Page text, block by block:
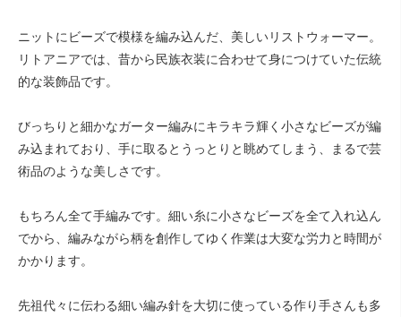
ニットにビーズで模様を編み込んだ、美しいリストウォーマー。
リトアニアでは、昔から民族衣装に合わせて身につけていた伝統
的な装飾品です。
びっちりと細かなガーター編みにキラキラ輝く小さなビーズが編
み込まれており、手に取るとうっとりと眺めてしまう、まるで芸
術品のような美しさです。
もちろん全て手編みです。細い糸に小さなビーズを全て入れ込ん
でから、編みながら柄を創作してゆく作業は大変な労力と時間が
かかります。
先祖代々に伝わる細い編み針を大切に使っている作り手さんも多